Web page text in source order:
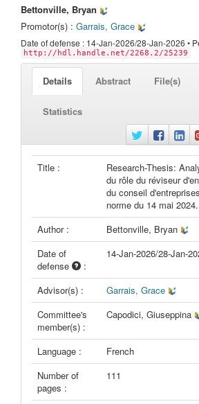
Bettonville, Bryan
Promotor(s) : Garrais, Grace
Date of defense : 14-Jan-2026/28-Jan-2026 •
http://hdl.handle.net/2268.2/25239
Details Abstract File(s)
Statistics
Title :
Research-Thesis:
du rôle du réviseur
du conseil
norme du 14 mai 2024.
Author :
Bettonville, Bryan
Date of
defense
:
14-Jan-2026/28-Jan-
Advisor(s) :
Garrais, Grace
Committee's
member(s) :
Capodici, Giuseppina
Language :
French
Number of
pages :
111